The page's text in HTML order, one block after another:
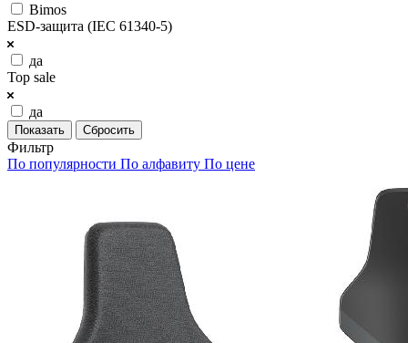
Bimos
ESD-защита (IEC 61340-5)
да
Top sale
да
Сбросить
Фильтр
По популярности По алфавиту По цене